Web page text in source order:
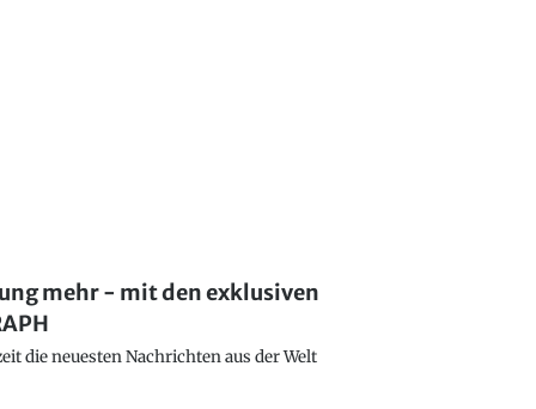
mehr - mit den exklusiven
die neuesten Nachrichten aus der Welt